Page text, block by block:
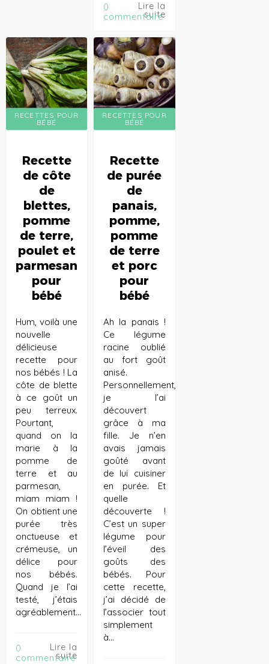
0
commentaire
Lire la
suite
RECETTES POUR
BÉBÉ
Recette
de côte
de
blettes,
pomme
de terre,
poulet et
parmesan
pour
bébé
Hum, voilà une
nouvelle
délicieuse
recette pour
nos bébés ! La
côte de blette
à ce goût un
peu terreux.
Pourtant,
quand on la
marie à la
pomme de
terre et au
parmesan,
miam miam !
On obtient une
purée très
onctueuse et
crémeuse, un
délice pour
nos bébés.
Quand je l’ai
testé, j’étais
agréablement…
0
commentaire
Lire la
suite
RECETTES POUR
BÉBÉ
Recette
de purée
de
panais,
pomme,
pomme
de terre
et porc
pour
bébé
Ah la panais !
Ce légume
racine oublié
au fort goût
anisé.
Personnellement,
je l’ai
découvert
grâce à ma
fille. Je n’en
avais jamais
goûté avant
de lui cuisiner
en purée. Et
quelle
découverte !
C’est un super
légume pour
l’éveil des
goûts des
bébés. Pour
cette recette,
j’ai décidé de
l’associer tout
simplement
à…